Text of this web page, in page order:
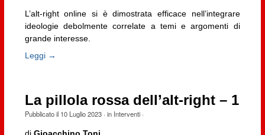
L’alt-right online si è dimostrata efficace nell’integrare
ideologie debolmente correlate a temi e argomenti di
grande interesse.
Leggi →
La pillola rossa dell’alt-right – 1
Pubblicato il 10 Luglio 2023· in Interventi·